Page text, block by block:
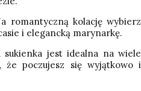
romantyczną kolację wybierz
i elegancką marynarkę.
sukienka jest idealna na wiele
że poczujesz się wyjątkowo i